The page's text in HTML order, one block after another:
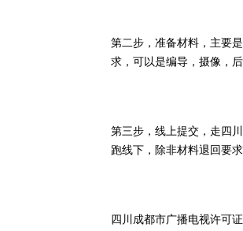
第二步，准备材料，主要
求，可以是编导，摄像，
第三步，线上提交，走四
跑线下，除非材料退回要
四川成都市广播电视许可